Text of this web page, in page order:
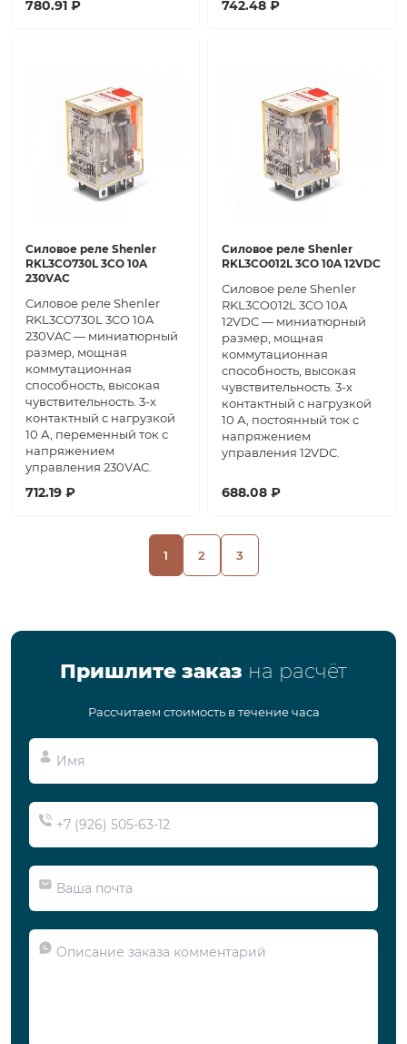
780.91 ₽ 742.48 ₽
Силовое реле Shenler
RKL3CO730L 3CO 10A
230VAC
Силовое реле Shenler
RKL3CO730L 3CO 10A
230VAC — миниатюрный
размер, мощная
коммутационная
способность, высокая
чувствительность. 3-х
контактный с нагрузкой
10 А, переменный ток с
напряжением
управления 230VAC.
712.19 ₽
Силовое реле Shenler
RKL3CO012L 3CO 10A 12VDC
Силовое реле Shenler
RKL3CO012L 3CO 10A
12VDC — миниатюрный
размер, мощная
коммутационная
способность, высокая
чувствительность. 3-х
контактный с нагрузкой
10 А, постоянный ток с
напряжением
управления 12VDC.
688.08 ₽
1 2 3
Пришлите заказ на расчёт
Рассчитаем стоимость в течение часа